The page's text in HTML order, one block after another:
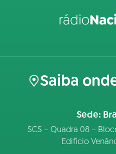
Saiba
Sede:
SCS – Quadra 08 –
Edifício